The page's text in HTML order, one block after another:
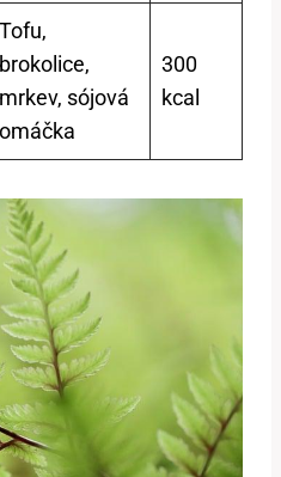
Tofu,
brokolice,
mrkev, sójová
omáčka
300
kcal